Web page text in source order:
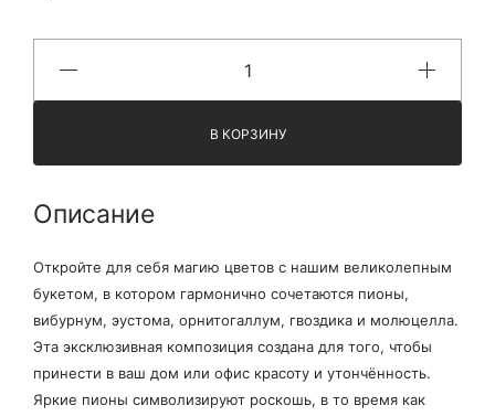
В КОРЗИНУ
Описание
Откройте для себя магию цветов с нашим великолепным
букетом, в котором гармонично сочетаются пионы,
вибурнум, эустома, орнитогаллум, гвоздика и молюцелла.
Эта эксклюзивная композиция создана для того, чтобы
принести в ваш дом или офис красоту и утончённость.
Яркие пионы символизируют роскошь, в то время как